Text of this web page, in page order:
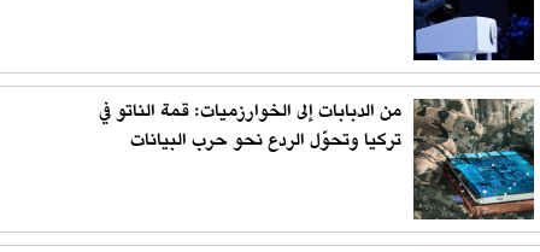
من الدبابات إلى الخوارزميات: قمة الناتو في
تركيا وتحوّل الردع نحو حرب البيانات